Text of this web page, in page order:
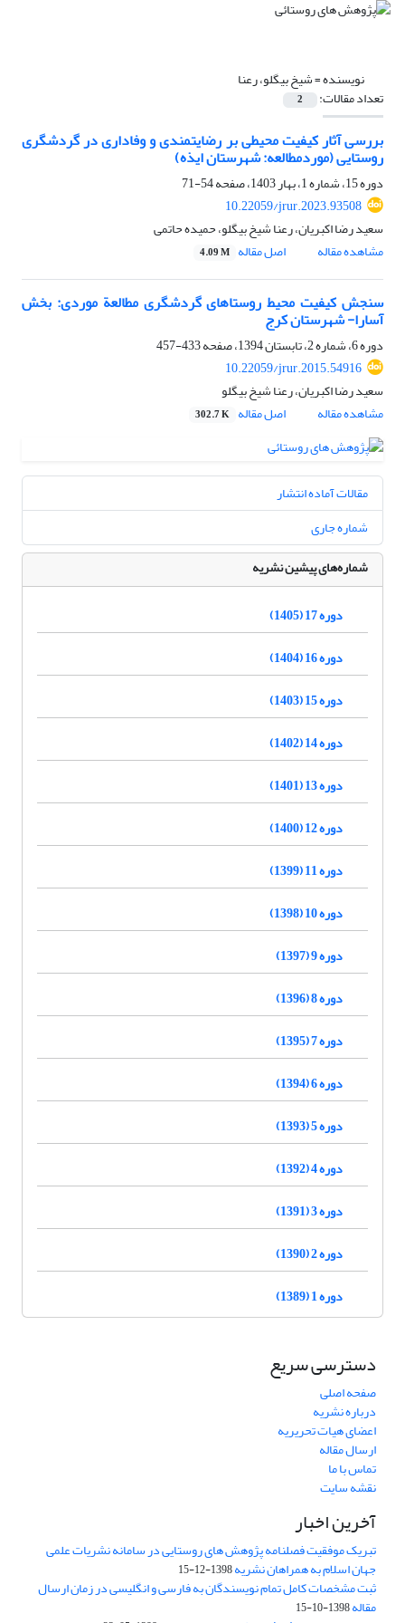
نویسنده =شیخ بیگلو، رعنا
تعداد مقالات: 2
بررسی آثار کیفیت محیطی بر رضایتمندی و وفاداری در گردشگری
روستایی (موردمطالعه: شهرستان ایذه)
دوره 15، شماره 1، بهار 1403، صفحه
54-71
10.22059/jrur.2023.93508
سعید رضا اکبریان، رعنا شیخ بیگلو، حمیده حاتمی
مشاهده مقاله
اصل مقاله 4.09 M
سنجش کیفیت محیط روستاهای گردشگری مطالعة موردی: بخش
آسارا- شهرستان کرج
دوره 6، شماره 2، تابستان 1394، صفحه
433-457
10.22059/jrur.2015.54916
سعید رضا اکبریان، رعنا شیخ بیگلو
مشاهده مقاله
اصل مقاله 302.7 K
مقالات آماده انتشار
شماره جاری
شماره‌های پیشین نشریه
دوره 17 (1405)
دوره 16 (1404)
دوره 15 (1403)
دوره 14 (1402)
دوره 13 (1401)
دوره 12 (1400)
دوره 11 (1399)
دوره 10 (1398)
دوره 9 (1397)
دوره 8 (1396)
دوره 7 (1395)
دوره 6 (1394)
دوره 5 (1393)
دوره 4 (1392)
دوره 3 (1391)
دوره 2 (1390)
دوره 1 (1389)
دسترسی سریع
صفحه اصلی
درباره نشریه
اعضای هیات تحریریه
ارسال مقاله
تماس با ما
نقشه سایت
آخرین اخبار
تبریک موفقیت فصلنامه پژوهش های روستایی در سامانه نشریات علمی
جهان اسلام به همراهان نشریه1398-12-15
ثبت مشخصات کامل تمام نویسندگان به فارسی و انگلیسی در زمان ارسال
مقاله1398-10-15